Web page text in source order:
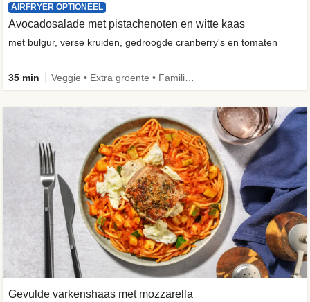
Gevulde varkenshaas met mozzarella
AIRFRYER OPTIONEEL
Avocadosalade met pistachenoten en witte kaas
met bulgur, verse kruiden, gedroogde cranberry's en tomaten
35 min